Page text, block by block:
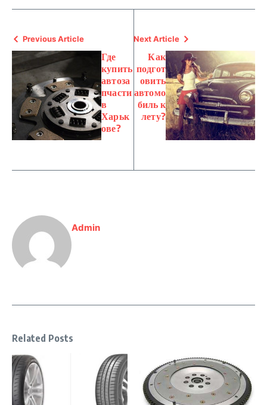
Previous Article
Где
купить
автоза
пчасти
в
Харьк
ове?
Next Article
Как
подгот
овить
автомо
биль к
лету?
Admin
Related Posts